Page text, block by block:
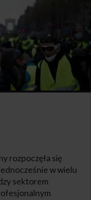
rozpoczęła się
w wielu
sektorem